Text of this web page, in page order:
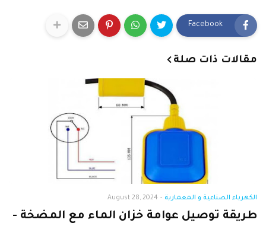
Facebook
مقالات ذات صلة
الكهرباء الصناعية و المعمارية -
August 28, 2024
طريقة توصيل عوامة خزان الماء مع المضخة -